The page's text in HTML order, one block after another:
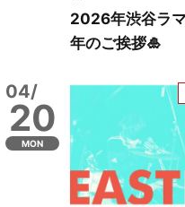
2026年渋谷ラ
年のご挨拶🎍
04/
20
MON